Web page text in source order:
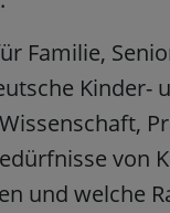
Familie,
Kinder-
von
und welche